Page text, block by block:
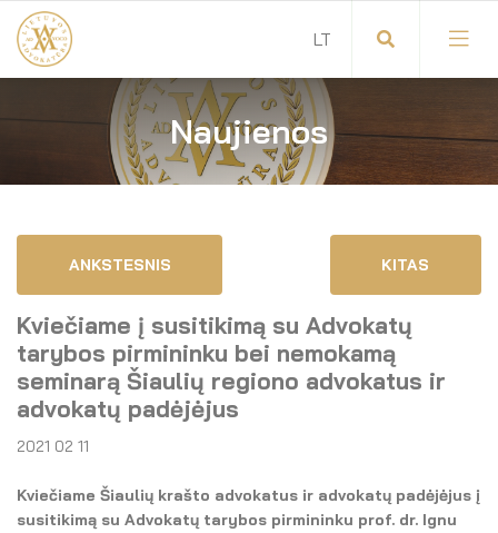
Visuotinis advokatų susirinkimas
Advokatų tarybos pirmininkas
Advokatų taryba
Komitetai
Garbės teismas
Revizijos komisija
Savitarna
Savivaldos teisės aktai
Dokumentų atmintinė
Garbės ženklų registras
El. parduotuvė
LT
Naujienos
ANKSTESNIS KITAS
Kviečiame į susitikimą su Advokatų
tarybos pirmininku bei nemokamą
seminarą Šiaulių regiono advokatus ir
advokatų padėjėjus
2021 02 11
Kviečiame Šiaulių krašto advokatus ir advokatų padėjėjus į
susitikimą su Advokatų tarybos pirmininku prof. dr. Ignu